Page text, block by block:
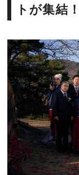
トが集結！